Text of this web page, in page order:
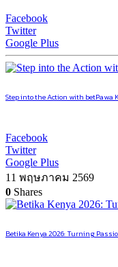
Facebook
Twitter
Google Plus
Step into the Action with betPawa
Facebook
Twitter
Google Plus
11 พฤษภาคม 2569
0 Shares
Betika Kenya 2026: Turning